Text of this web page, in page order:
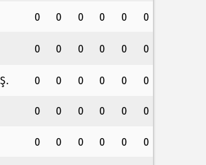
0 0 0 0 0
0
0 0 0 0 0 0
0 0 0 0 0 0
0 0 0 0 0 0
0 0 0 0 0 0